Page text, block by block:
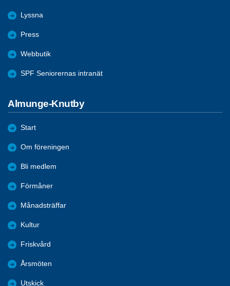
Lyssna
Press
Webbutik
SPF Seniorernas intranät
Almunge-Knutby
Start
Om föreningen
Bli medlem
Förmåner
Månadsträffar
Kultur
Friskvård
Årsmöten
Utskick